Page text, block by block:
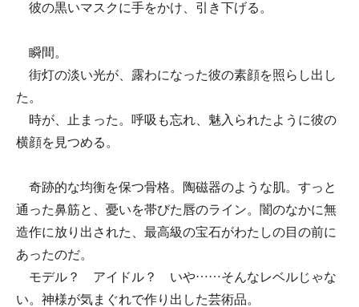
彼の黒いマスクに手をかけ、引き下げる。
瞬間。
街灯の淡い光が、露わになった彼の素顔を照らし出し
た。
時が、止まった。呼吸も忘れ、魅入られたように彼の
横顔を見つめる。
奇跡的な均衡を保つ骨格。陶磁器のような肌。すっと
通った鼻筋と、憂いを帯びた唇のライン。闇のなかに無
造作に放り出された、最高級の宝石がわたしの目の前に
あったのだ。
モデル？ アイドル？ いや……そんなレベルじゃな
い。神様が気まぐれで作り出した芸術品。